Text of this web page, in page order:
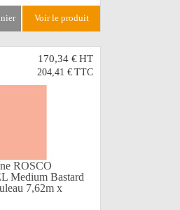
voir le produit
170,34 €HT
204,41 € TTC
ROSCO
Medium Bastard
7,62m x